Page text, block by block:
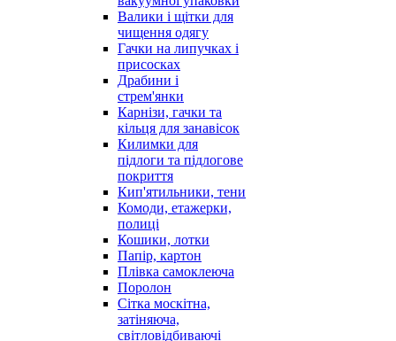
Валики і щітки для
чищення одягу
Гачки на липучках і
присосках
Драбини і
стрем'янки
Карнізи, гачки та
кільця для занавісок
Килимки для
підлоги та підлогове
покриття
Кип'ятильники, тени
Комоди, етажерки,
полиці
Кошики, лотки
Папір, картон
Плівка самоклеюча
Поролон
Сітка москітна,
затіняюча,
світловідбиваючі